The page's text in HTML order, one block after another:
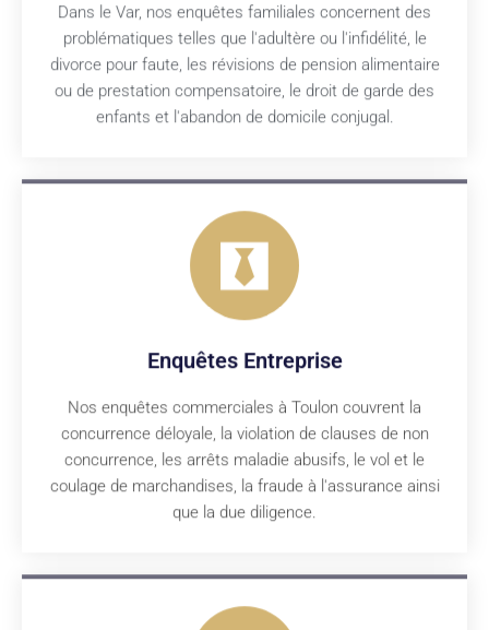
Dans le Var, nos enquêtes familiales concernent des
problématiques telles que l'adultère ou l'infidélité, le
divorce pour faute, les révisions de pension alimentaire
ou de prestation compensatoire, le droit de garde des
enfants et l'abandon de domicile conjugal.
Enquêtes Entreprise
Nos enquêtes commerciales à Toulon couvrent la
concurrence déloyale, la violation de clauses de non
concurrence, les arrêts maladie abusifs, le vol et le
coulage de marchandises, la fraude à l'assurance ainsi
que la due diligence.